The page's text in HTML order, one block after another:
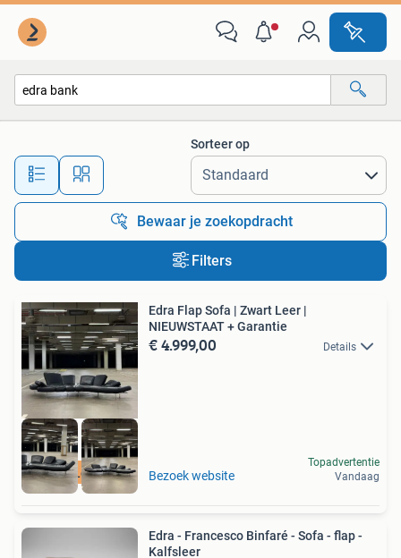
Alle afstanden…
Sorteer op
Bewaar je zoekopdracht
Filters
Gratis Levering
Edra Flap Sofa | Zwart Leer |
NIEUWSTAAT + Garantie
€ 4.999,00 Details
Bezoek website
Topadvertentie
Vandaag
Edra - Francesco Binfaré - Sofa - flap -
Kalfsleer